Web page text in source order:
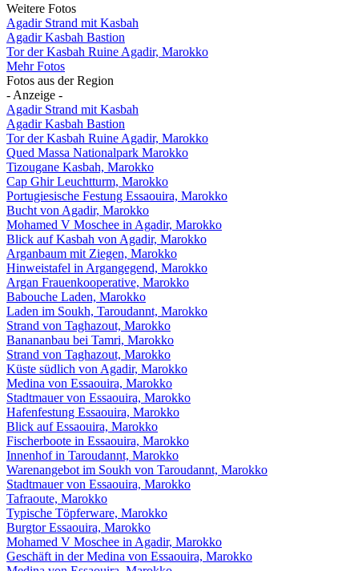
Weitere Fotos
Agadir Strand mit Kasbah
Agadir Kasbah Bastion
Tor der Kasbah Ruine Agadir, Marokko
Mehr Fotos
Fotos aus der Region
- Anzeige -
Agadir Strand mit Kasbah
Agadir Kasbah Bastion
Tor der Kasbah Ruine Agadir, Marokko
Qued Massa Nationalpark Marokko
Tizougane Kasbah, Marokko
Cap Ghir Leuchtturm, Marokko
Portugiesische Festung Essaouira, Marokko
Bucht von Agadir, Marokko
Mohamed V Moschee in Agadir, Marokko
Blick auf Kasbah von Agadir, Marokko
Arganbaum mit Ziegen, Marokko
Hinweistafel in Argangegend, Marokko
Argan Frauenkooperative, Marokko
Babouche Laden, Marokko
Laden im Soukh, Taroudannt, Marokko
Strand von Taghazout, Marokko
Banananbau bei Tamri, Marokko
Strand von Taghazout, Marokko
Küste südlich von Agadir, Marokko
Medina von Essaouira, Marokko
Stadtmauer von Essaouira, Marokko
Hafenfestung Essaouira, Marokko
Blick auf Essaouira, Marokko
Fischerboote in Essaouira, Marokko
Innenhof in Taroudannt, Marokko
Warenangebot im Soukh von Taroudannt, Marokko
Stadtmauer von Essaouira, Marokko
Tafraoute, Marokko
Typische Töpferware, Marokko
Burgtor Essaouira, Marokko
Mohamed V Moschee in Agadir, Marokko
Geschäft in der Medina von Essaouira, Marokko